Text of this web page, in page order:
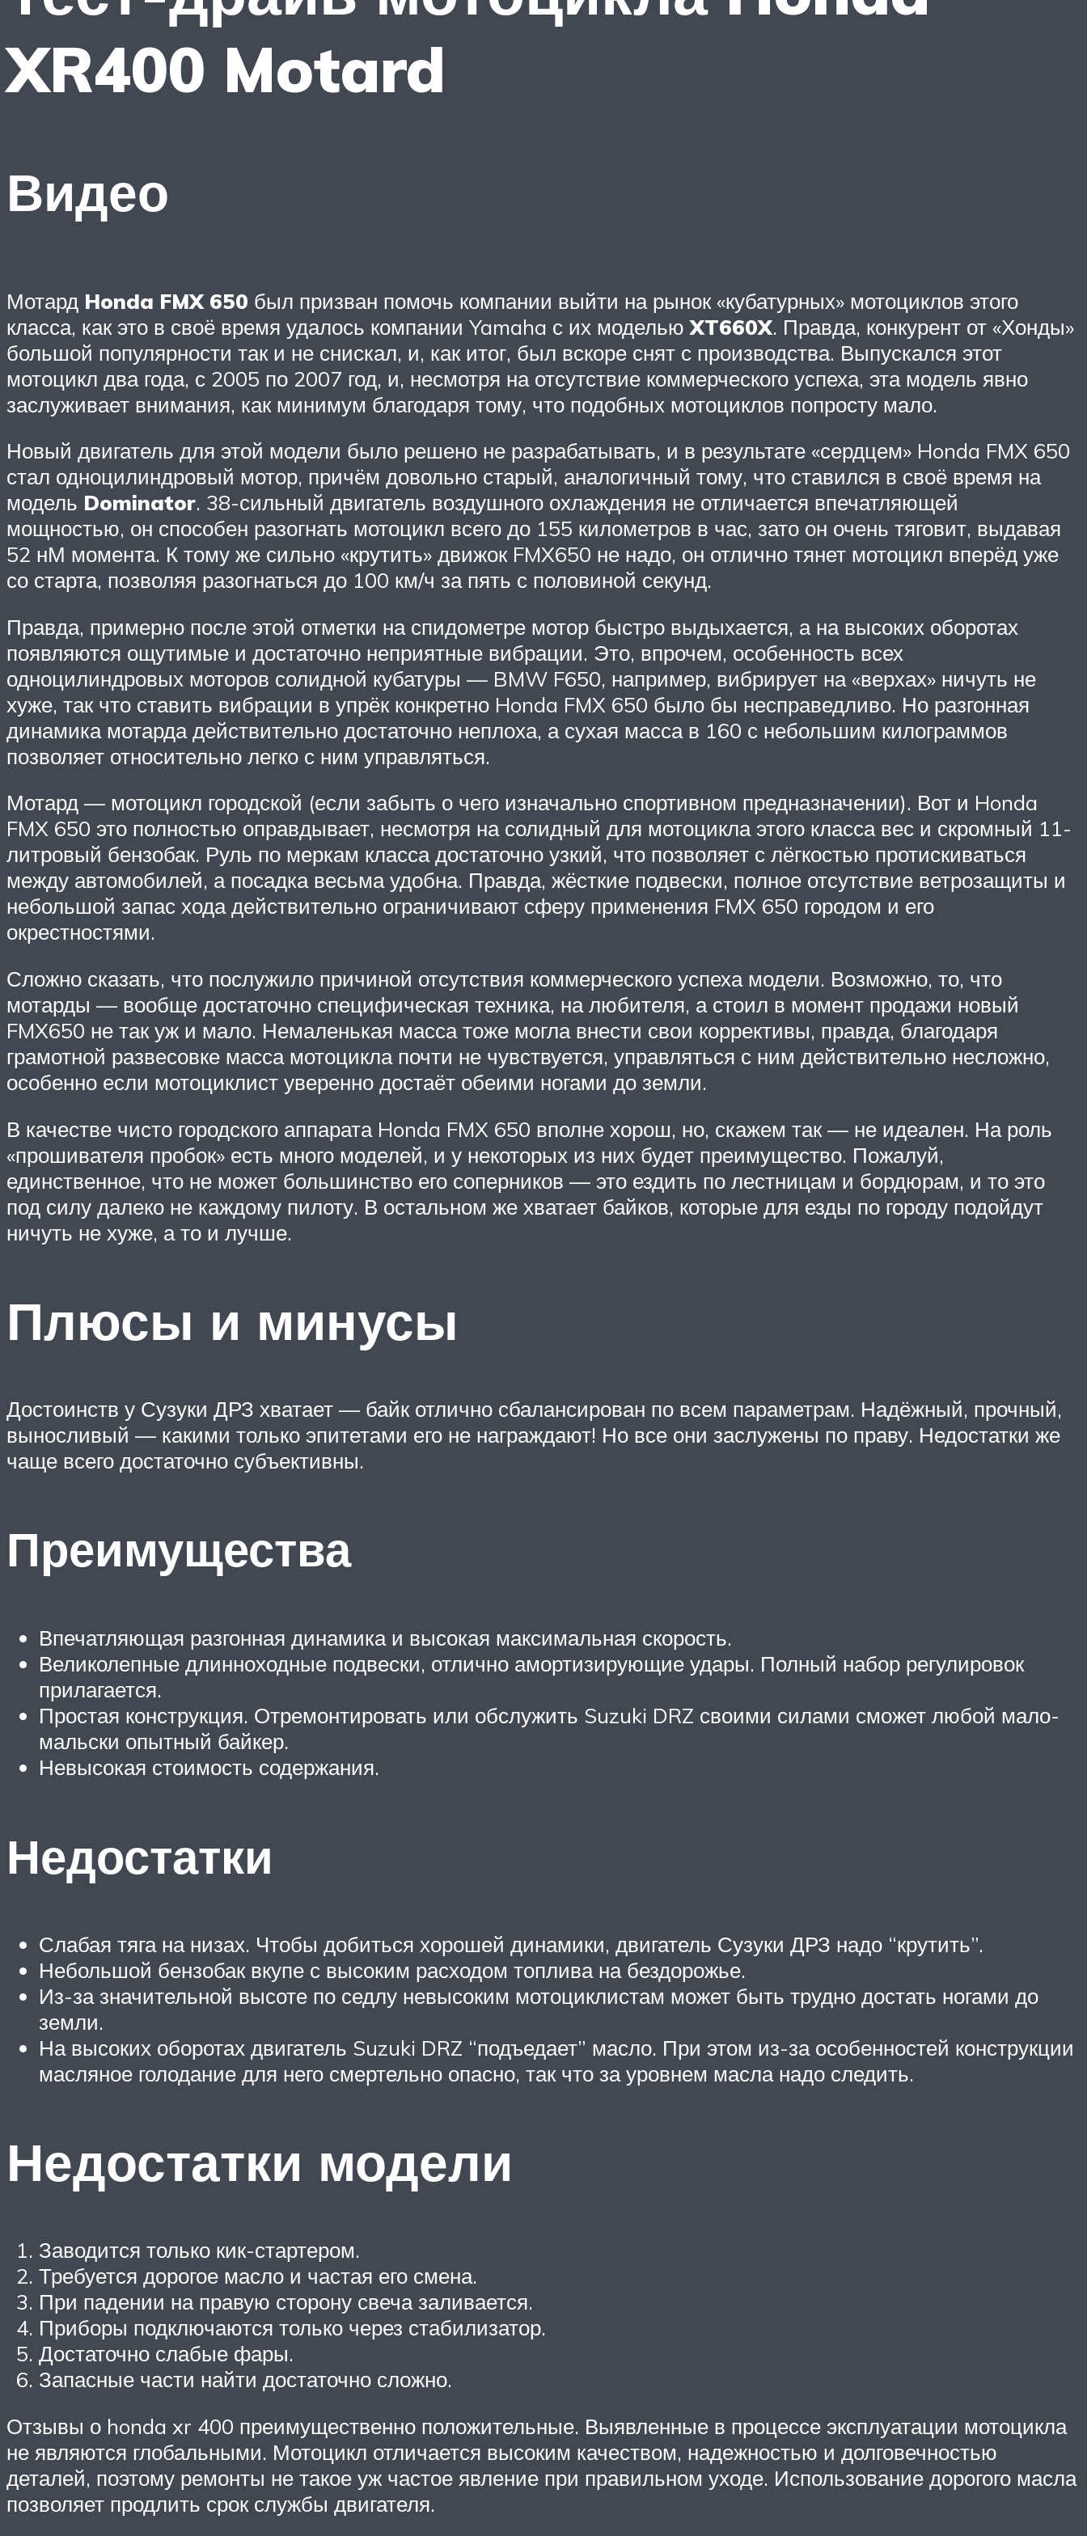
XR400 Motard
Видео
Мотард Honda FMX 650 был призван помочь компании выйти на рынок «кубатурных» мотоциклов этого
класса, как это в своё время удалось компании Yamaha с их модельюXT660X. Правда, конкурент от «Хонды»
большой популярности так и не снискал, и, как итог, был вскоре снят с производства. Выпускался этот
мотоцикл два года, с 2005 по 2007 год, и, несмотря на отсутствие коммерческого успеха, эта модель явно
заслуживает внимания, как минимум благодаря тому, что подобных мотоциклов попросту мало.
Новый двигатель для этой модели было решено не разрабатывать, и в результате «сердцем» Honda FMX 650
стал одноцилиндровый мотор, причём довольно старый, аналогичный тому, что ставился в своё время на
модель Dominator. 38-сильный двигатель воздушного охлаждения не отличается впечатляющей
мощностью, он способен разогнать мотоцикл всего до 155 километров в час, зато он очень тяговит, выдавая
52 нМ момента. К тому же сильно «крутить» движок FMX650 не надо, он отлично тянет мотоцикл вперёд уже
со старта, позволяя разогнаться до 100 км/ч за пять с половиной секунд.
Правда, примерно после этой отметки на спидометре мотор быстро выдыхается, а на высоких оборотах
появляются ощутимые и достаточно неприятные вибрации. Это, впрочем, особенность всех
одноцилиндровых моторов солидной кубатуры — BMW F650, например, вибрирует на «верхах» ничуть не
хуже, так что ставить вибрации в упрёк конкретно Honda FMX 650 было бы несправедливо. Но разгонная
динамика мотарда действительно достаточно неплоха, а сухая масса в 160 с небольшим килограммов
позволяет относительно легко с ним управляться.
Мотард — мотоцикл городской (если забыть о чего изначально спортивном предназначении). Вот и Honda
FMX 650 это полностью оправдывает, несмотря на солидный для мотоцикла этого класса вес и скромный 11-
литровый бензобак. Руль по меркам класса достаточно узкий, что позволяет с лёгкостью протискиваться
между автомобилей, а посадка весьма удобна. Правда, жёсткие подвески, полное отсутствие ветрозащиты и
небольшой запас хода действительно ограничивают сферу применения FMX 650 городом и его
окрестностями.
Сложно сказать, что послужило причиной отсутствия коммерческого успеха модели. Возможно, то, что
мотарды — вообще достаточно специфическая техника, на любителя, а стоил в момент продажи новый
FMX650 не так уж и мало. Немаленькая масса тоже могла внести свои коррективы, правда, благодаря
грамотной развесовке масса мотоцикла почти не чувствуется, управляться с ним действительно несложно,
особенно если мотоциклист уверенно достаёт обеими ногами до земли.
В качестве чисто городского аппарата Honda FMX 650 вполне хорош, но, скажем так — не идеален. На роль
«прошивателя пробок» есть много моделей, и у некоторых из них будет преимущество. Пожалуй,
единственное, что не может большинство его соперников — это ездить по лестницам и бордюрам, и то это
под силу далеко не каждому пилоту. В остальном же хватает байков, которые для езды по городу подойдут
ничуть не хуже, а то и лучше.
Плюсы и минусы
Достоинств у Сузуки ДРЗ хватает — байк отлично сбалансирован по всем параметрам. Надёжный, прочный,
выносливый — какими только эпитетами его не награждают! Но все они заслужены по праву. Недостатки же
чаще всего достаточно субъективны.
Преимущества
Впечатляющая разгонная динамика и высокая максимальная скорость.
Великолепные длинноходные подвески, отлично амортизирующие удары. Полный набор регулировок
прилагается.
Простая конструкция. Отремонтировать или обслужить Suzuki DRZ своими силами сможет любой мало-
мальски опытный байкер.
Невысокая стоимость содержания.
Недостатки
Слабая тяга на низах. Чтобы добиться хорошей динамики, двигатель Сузуки ДРЗ надо “крутить”.
Небольшой бензобак вкупе с высоким расходом топлива на бездорожье.
Из-за значительной высоте по седлу невысоким мотоциклистам может быть трудно достать ногами до
земли.
На высоких оборотах двигатель Suzuki DRZ “подъедает” масло. При этом из-за особенностей конструкции
масляное голодание для него смертельно опасно, так что за уровнем масла надо следить.
Недостатки модели
Заводится только кик-стартером.
Требуется дорогое масло и частая его смена.
При падении на правую сторону свеча заливается.
Приборы подключаются только через стабилизатор.
Достаточно слабые фары.
Запасные части найти достаточно сложно.
Отзывы о honda xr 400 преимущественно положительные. Выявленные в процессе эксплуатации мотоцикла
не являются глобальными. Мотоцикл отличается высоким качеством, надежностью и долговечностью
деталей, поэтому ремонты не такое уж частое явление при правильном уходе. Использование дорогого масла
позволяет продлить срок службы двигателя.